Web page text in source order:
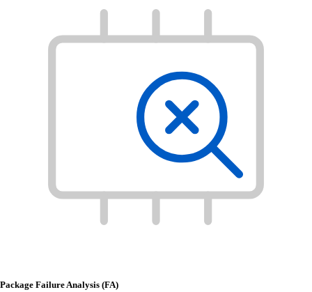
Package Failure Analysis (FA)